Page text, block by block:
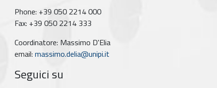
Phone: +39 050 2214 000
Fax: +39 050 2214 333
Coordinatore: Massimo D'Elia
email: massimo.delia@unipi.it
Seguici su